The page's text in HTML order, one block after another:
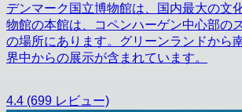
デンマーク国立博物館は、国内最大の文
物館の本館は、コペンハーゲン中心部の
の場所にあります。グリーンランドから
界中からの展示が含まれています。
4.4 (699 レビュー)